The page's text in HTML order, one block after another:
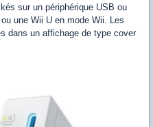
sur un périphérique USB ou
une Wii U en mode Wii. Les
dans un affichage de type cover